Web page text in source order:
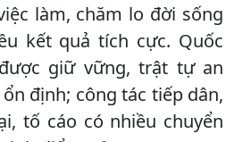
làm, chăm lo đời sống
kết quả tích cực. Quốc
giữ vững, trật tự an
định; công tác tiếp dân,
tố cáo có nhiều chuyển